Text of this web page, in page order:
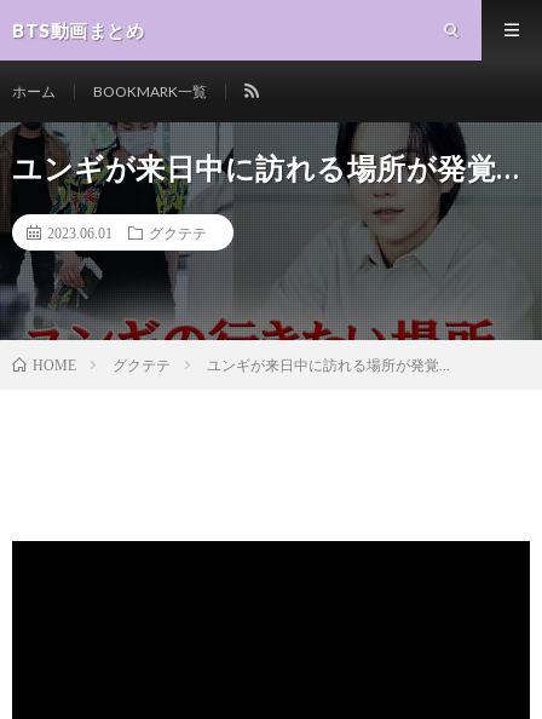
BTS動画まとめ
ホーム BOOKMARK一覧
ユンギが来日中に訪れる場所が発覚…
2023.06.01 グクテテ
HOME グクテテ ユンギが来日中に訪れる場所が発覚...